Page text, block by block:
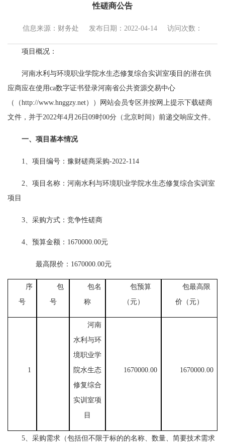
性磋商公告
信息来源：财务处 发布日期：2022-04-14 访问次数：
项目概况：
河南水利与环境职业学院水生态修复综合实训室项目的潜在供
应商应在使用ca数字证书登录河南省公共资源交易中心
（（http://www.hnggzy.net））网站会员专区并按网上提示下载磋商
文件，并于2022年4月26日09时00分（北京时间）前递交响应文件。
一、项目基本情况
1、项目编号：豫财磋商采购-2022-114
2、项目名称：河南水利与环境职业学院水生态修复综合实训室
项目
3、采购方式：竞争性磋商
4、预算金额：1670000.00元
最高限价： 1670000.00元
序
号
包
号
包名
称
包预算
（元）
包最高限
价（元）
1
河南
水利与环
境职业学
院水生态
修复综合
实训室项
目
1670000.00 1670000.00
5、采购需求（包括但不限于标的的名称、数量、简要技术需求